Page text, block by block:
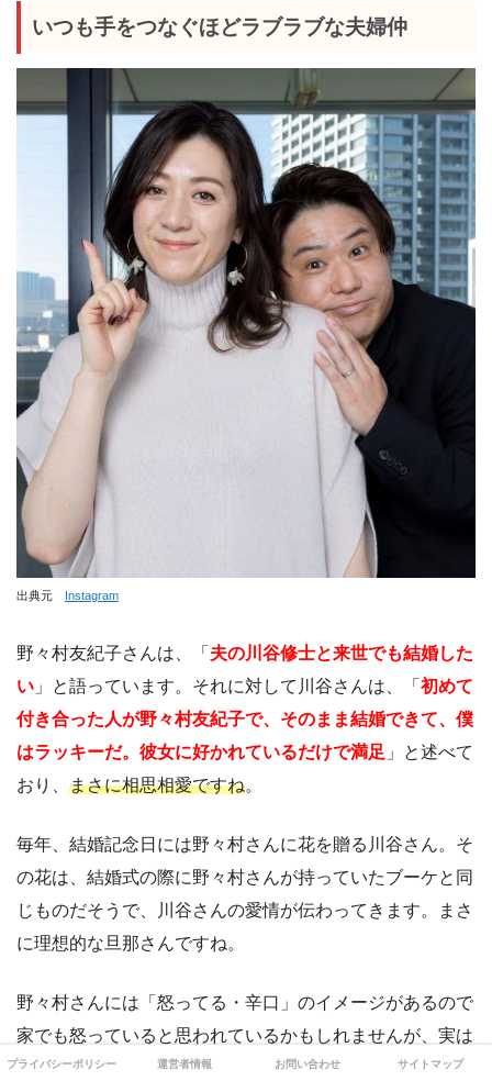
いつも手をつなぐほどラブラブな夫婦仲
出典元 Instagram
野々村友紀子さんは、「 夫の川谷修士と来世でも結婚した
い 」と語っています。それに対して川谷さんは、「 初めて
付き合った人が野々村友紀子で、そのまま結婚できて、僕
はラッキーだ。彼女に好かれているだけで満足 」と述べて
おり、 まさに相思相愛ですね。
毎年、結婚記念日には野々村さんに花を贈る川谷さん。そ
の花は、結婚式の際に野々村さんが持っていたブーケと同
じものだそうで、川谷さんの愛情が伝わってきます。まさ
に理想的な旦那さんですね。
野々村さんには「怒ってる・辛口」のイメージがあるので
家でも怒っていると思われているかもしれませんが、実は
家では甘えていると明かしました。「2人で踊ったりして
プライバシーポリシー 運営者情報 お問い合わせ サイトマップ